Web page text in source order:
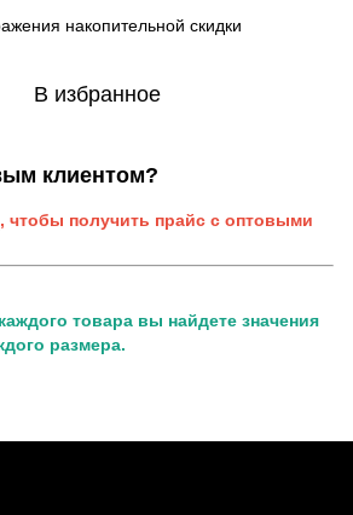
накопительной скидки
В избранное
клиентом?
, чтобы получить прайс с оптовыми
товара вы найдете значения
размера.